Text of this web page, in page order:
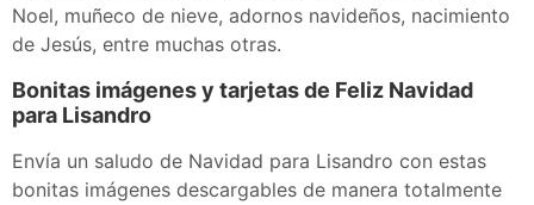
Noel, muñeco de nieve, adornos navideños, nacimiento
de Jesús, entre muchas otras.
Bonitas imágenes y tarjetas de Feliz Navidad
para Lisandro
Envía un saludo de Navidad para Lisandro con estas
bonitas imágenes descargables de manera totalmente